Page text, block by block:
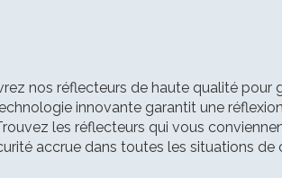
nos réflecteurs de haute qualité pour
innovante garantit une
les réflecteurs qui vous
accrue dans toutes les situations de